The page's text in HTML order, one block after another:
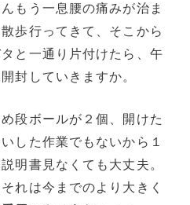
もう一息腰の痛みが治ま
歩行ってきて、そこから
と一通り片付けたら、午
封していきますか。
段ボールが２個、開けた
した作業でもないから１
明書見なくても大丈夫。
れは今までのより大きく